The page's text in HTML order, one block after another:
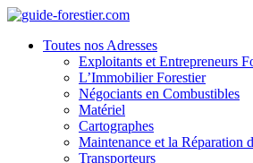
Toutes nos Adresses
Exploitants et Entrepreneurs
L’Immobilier Forestier
Négociants en Combustibles
Matériel
Cartographes
Maintenance et la Réparation
Transporteurs